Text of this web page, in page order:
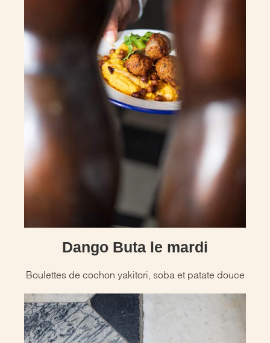
Dango Buta le mardi
Boulettes de cochon yakitori, soba et patate douce